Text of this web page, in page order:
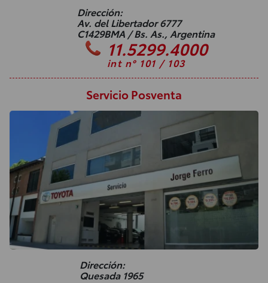
Dirección:
Av. del Libertador 6777
C1429BMA / Bs. As., Argentina
11.5299.4000
int n° 101 / 103
Servicio Posventa
Dirección:
Quesada 1965